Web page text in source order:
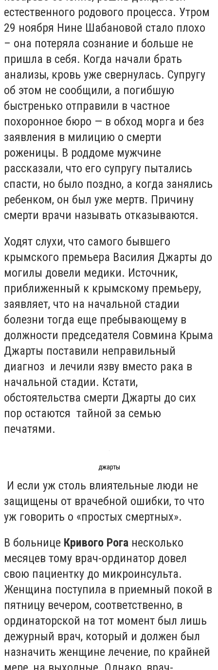
естественного родового процесса. Утром
29 ноября Нине Шабановой стало плохо
– она потеряла сознание и больше не
пришла в себя. Когда начали брать
анализы, кровь уже свернулась. Супругу
об этом не сообщили, а погибшую
быстренько отправили в частное
похоронное бюро — в обход морга и без
заявления в милицию о смерти
роженицы. В роддоме мужчине
рассказали, что его супругу пытались
спасти, но было поздно, а когда занялись
ребенком, он был уже мертв. Причину
смерти врачи называть отказываются.
Ходят слухи, что самого бывшего
крымского премьера Василия Джарты до
могилы довели медики. Источник,
приближенный к крымскому премьеру,
заявляет, что на начальной стадии
болезни тогда еще пребывающему в
должности председателя Совмина Крыма
Джарты поставили неправильный
диагноз и лечили язву вместо рака в
начальной стадии. Кстати,
обстоятельства смерти Джарты до сих
пор остаются тайной за семью
печатями.
джарты
И если уж столь влиятельные люди не
защищены от врачебной ошибки, то что
уж говорить о «простых смертных».
В больнице Кривого Рога несколько
месяцев тому врач-ординатор довел
свою пациентку до микроинсульта.
Женщина поступила в приемный покой в
пятницу вечером, соответственно, в
ординаторской на тот момент был лишь
дежурный врач, который и должен был
назначить женщине лечение, по крайней